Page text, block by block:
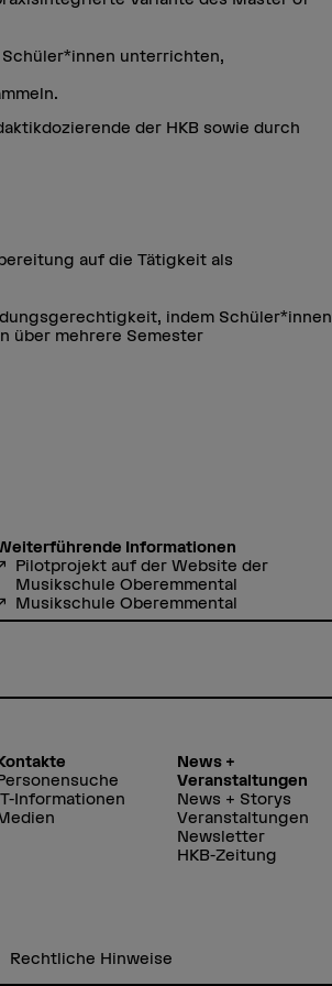
unterrichten,
der HKB sowie durch
auf die Tätigkeit als
indem Schüler*innen
über mehrere Semester
Informationen
Pilotprojekt auf der Website der
Musikschule Oberemmental
Musikschule Oberemmental
Informationen
News +
Veranstaltungen
News + Storys
Veranstaltungen
Newsletter
HKB-Zeitung
Rechtliche Hinweise